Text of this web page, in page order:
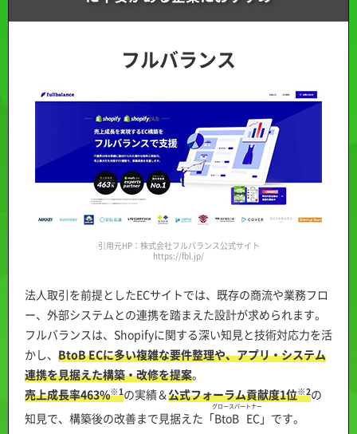
フルバランス
引用元HP：株式会社フルバランス公式サイト
https://fbl.jp/
法人取引を前提としたECサイトでは、既存の商流や業務フロ
ー、外部システムとの連携を踏まえた設計が求められます。
フルバランスは、Shopifyに関する深い知見と技術対応力を活
かし、 BtoB ECに多い複雑な要件整理や、アプリ・システム
連携を見据えた構築・改修を提案。
売上成長率463%※1の実績＆公式フォーラム貢献度1位※2の
知見で、構築後の改善まで見据えた「BtoB EC
グロースパートナー
」です。